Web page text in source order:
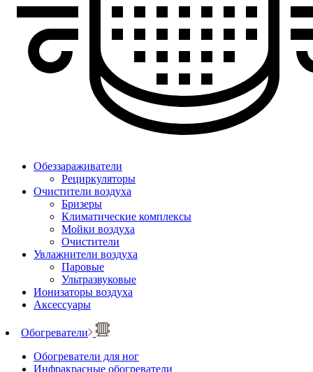
Обеззараживатели
Рециркуляторы
Очистители воздуха
Бризеры
Климатические комплексы
Мойки воздуха
Очистители
Увлажнители воздуха
Паровые
Ультразвуковые
Ионизаторы воздуха
Аксессуары
Обогреватели
Обогреватели для ног
Инфракрасные обогреватели